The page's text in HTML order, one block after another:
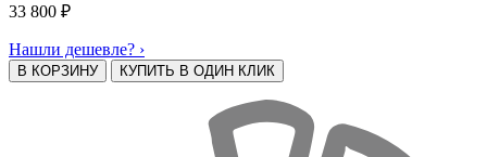
33 800 ₽
Нашли дешевле? ›
В КОРЗИНУ КУПИТЬ В ОДИН КЛИК